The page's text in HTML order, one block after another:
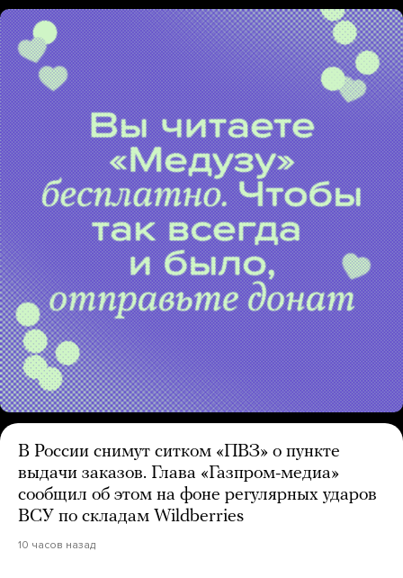
В России снимут ситком «ПВЗ» о пункте
выдачи заказов. Глава «Газпром-медиа»
сообщил об этом на фоне регулярных ударов
ВСУ по складам Wildberries
10 часов назад